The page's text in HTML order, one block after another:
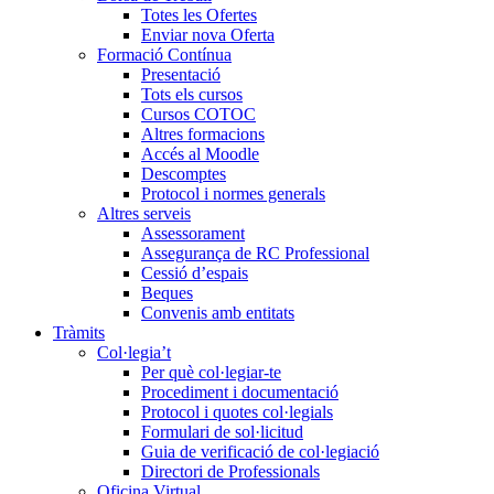
Totes les Ofertes
Enviar nova Oferta
Formació Contínua
Presentació
Tots els cursos
Cursos COTOC
Altres formacions
Accés al Moodle
Descomptes
Protocol i normes generals
Altres serveis
Assessorament
Assegurança de RC Professional
Cessió d’espais
Beques
Convenis amb entitats
Tràmits
Col·legia’t
Per què col·legiar-te
Procediment i documentació
Protocol i quotes col·legials
Formulari de sol·licitud
Guia de verificació de col·legiació
Directori de Professionals